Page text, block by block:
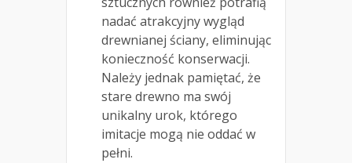
nadać atrakcyjny wygląd
drewnianej ściany, eliminując
konieczność konserwacji.
Należy jednak pamiętać, że
stare drewno ma swój
unikalny urok, którego
imitacje mogą nie oddać w
pełni.